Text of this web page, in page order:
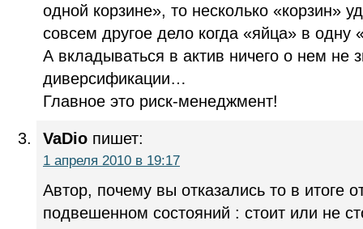
одной корзине», то несколько «корзин»
совсем другое дело когда «яйца» в одну
А вкладываться в актив ничего о нем не
диверсификации…
Главное это риск-менеджмент!
VaDio пишет:
1 апреля 2010 в 19:17
Автор, почему вы отказались то в итоге
подвешенном состояний : стоит или не